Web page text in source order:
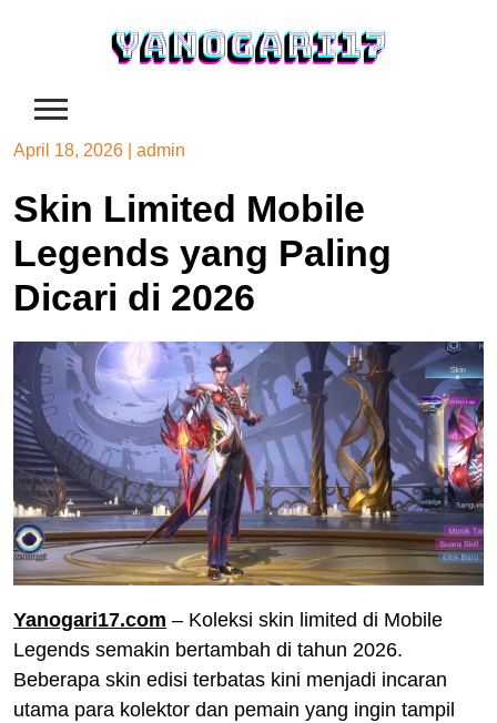
April 18, 2026 admin
Skin Limited Mobile
Legends yang Paling
Dicari di 2026
Yanogari17.com – Koleksi skin limited di Mobile
Legends semakin bertambah di tahun 2026.
Beberapa skin edisi terbatas kini menjadi incaran
utama para kolektor dan pemain yang ingin tampil